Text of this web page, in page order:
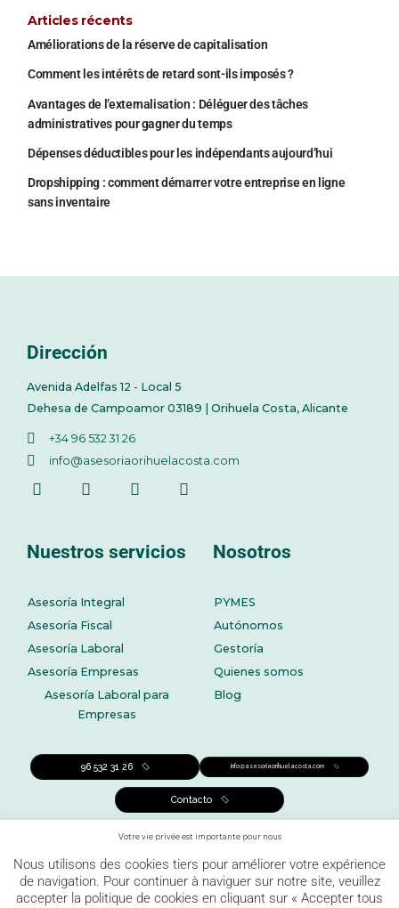
Articles récents
Améliorations de la réserve de capitalisation
Comment les intérêts de retard sont-ils imposés ?
Avantages de l’externalisation : Déléguer des tâches
administratives pour gagner du temps
Dépenses déductibles pour les indépendants aujourd’hui
Dropshipping : comment démarrer votre entreprise en ligne
sans inventaire
Dirección
Avenida Adelfas 12 - Local 5
Dehesa de Campoamor 03189 | Orihuela Costa, Alicante
+34 96 532 31 26
info@asesoriaorihuelacosta.com
Nuestros servicios
Asesoría Integral
Asesoría Fiscal
Asesoría Laboral
Asesoría Empresas
Asesoría Laboral para
Empresas
Nosotros
PYMES
Autónomos
Gestoría
Quienes somos
Blog
96 532 31 26 info@asesoriaorihuelacosta.com
Contacto
Votre vie privée est importante pour nous
Nous utilisons des cookies tiers pour améliorer votre expérience
de navigation. Pour continuer à naviguer sur notre site, veuillez
accepter la politique de cookies en cliquant sur « Accepter tous